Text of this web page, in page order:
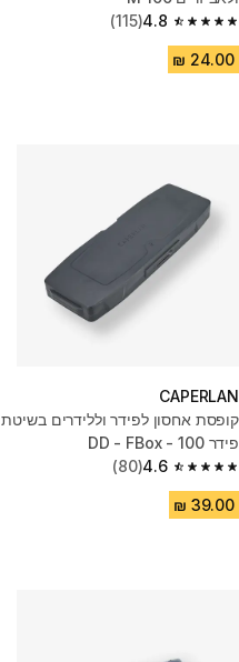
4.8
4.8 out of 5 stars from 115 reviews
(115)
CAPERLAN
קופסת אחסון לפידר וללידרים בשיטת
פידר DD - FBox - 100
4.6
4.6 out of 5 stars from 80 reviews
(80)